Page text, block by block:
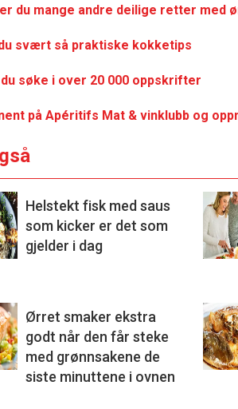
du mange andre deilige retter med
svært så praktiske kokketips
søke i over 20 000 oppskrifter
på Apéritifs Mat & vinklubb og
Helstekt fisk med saus
som kicker er det som
gjelder i dag
Ørret smaker ekstra
godt når den får steke
med grønnsakene de
siste minuttene i ovnen